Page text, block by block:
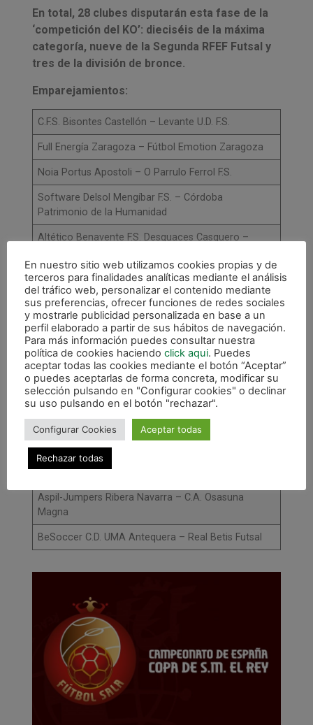
En total, 28 clubes disputarán esta fase de la
‘competición del KO’: dieciséis de la máxima
categoría, nueve de la Segunda RFEF Futsal y
tres de la división de bronce.
Emparejamientos:
C.F.S. Bisontes Castellón – Levante U.D. F.S.
Full Energía Zaragoza – Fútbol Emotion Zaragoza
Noia Portus Apostoli – O Parrulo Ferrol F.S.
Software Delsol Mengíbar F.S. – Córdoba
Patrimonio de la Humanidad
Altético Benavente F.S. Desguaces Casquero –
Sala 5 Martorell F.S. – Peñíscola Globeenergy F.S.
C.D. Leganés – Viña Albali Valdepeñas
Futsal Aliança Mataró C.E. – Industrias Santa
Coloma
Nueva Elda F.S. – ElPozo Murcia Costa Cálida
Manzanares F.S. Quesos El Hidalgo – Jaén Paraíso
Interior F.S.
Santiago Futsal – Pescados Rubén Burela F.S.
Durán Servicios Inmobiliarios C.D. El Ejido Futsal –
Jimbee Cartagena
Aspil-Jumpers Ribera Navarra – C.A. Osasuna
Magna
BeSoccer C.D. UMA Antequera – Real Betis Futsal
En nuestro sitio web utilizamos cookies propias y de
terceros para finalidades analíticas mediante el análisis
del tráfico web, personalizar el contenido mediante
sus preferencias, ofrecer funciones de redes sociales
y mostrarle publicidad personalizada en base a un
perfil elaborado a partir de sus hábitos de navegación.
Para más información puedes consultar nuestra
política de cookies haciendo click aqui. Puedes
aceptar todas las cookies mediante el botón “Aceptar”
o puedes aceptarlas de forma concreta, modificar su
selección pulsando en "Configurar cookies" o declinar
su uso pulsando en el botón "rechazar".
Configurar Cookies Aceptar todas
Rechazar todas